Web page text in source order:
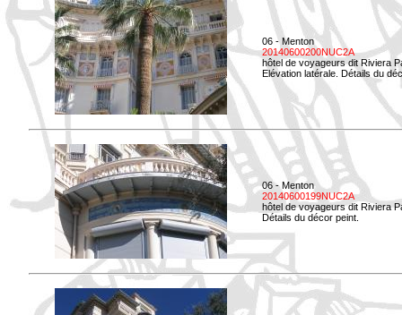
06 - Menton
20140600200NUC2A
hôtel de voyageurs dit Riviera
Elévation latérale. Détails du
06 - Menton
20140600199NUC2A
hôtel de voyageurs dit Riviera
Détails du décor peint.